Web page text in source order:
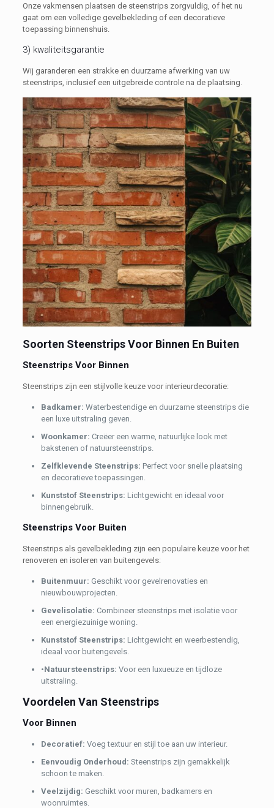
Onze vakmensen plaatsen de steenstrips zorgvuldig, of het nu
gaat om een volledige gevelbekleding of een decoratieve
toepassing binnenshuis.
3) kwaliteitsgarantie
Wij garanderen een strakke en duurzame afwerking van uw
steenstrips, inclusief een uitgebreide controle na de plaatsing.
Soorten Steenstrips Voor Binnen En Buiten
Steenstrips Voor Binnen
Steenstrips zijn een stijlvolle keuze voor interieurdecoratie:
Badkamer: Waterbestendige en duurzame steenstrips die
een luxe uitstraling geven.
Woonkamer: Creëer een warme, natuurlijke look met
bakstenen of natuursteenstrips.
Zelfklevende Steenstrips: Perfect voor snelle plaatsing
en decoratieve toepassingen.
Kunststof Steenstrips: Lichtgewicht en ideaal voor
binnengebruik.
Steenstrips Voor Buiten
Steenstrips als gevelbekleding zijn een populaire keuze voor het
renoveren en isoleren van buitengevels:
Buitenmuur: Geschikt voor gevelrenovaties en
nieuwbouwprojecten.
Gevelisolatie: Combineer steenstrips met isolatie voor
een energiezuinige woning.
Kunststof Steenstrips: Lichtgewicht en weerbestendig,
ideaal voor buitengevels.
•Natuursteenstrips: Voor een luxueuze en tijdloze
uitstraling.
Voordelen Van Steenstrips
Voor Binnen
Decoratief: Voeg textuur en stijl toe aan uw interieur.
Eenvoudig Onderhoud: Steenstrips zijn gemakkelijk
schoon te maken.
Veelzijdig: Geschikt voor muren, badkamers en
woonruimtes.